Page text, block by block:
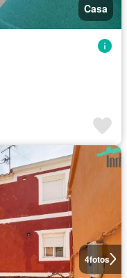
Casa
4fotos